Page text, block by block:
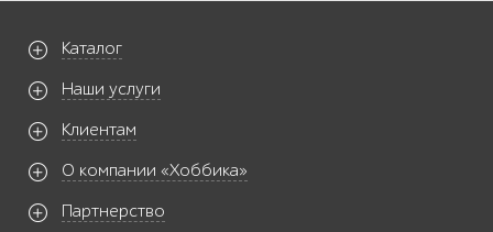
Каталог
Наши услуги
Клиентам
О компании «Хоббика»
Партнерство